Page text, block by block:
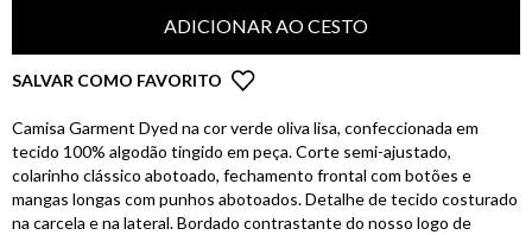
ADICIONAR AO CESTO
SALVAR COMO FAVORITO
Camisa Garment Dyed na cor verde oliva lisa, confeccionada em
tecido 100% algodão tingido em peça. Corte semi-ajustado,
colarinho clássico abotoado, fechamento frontal com botões e
mangas longas com punhos abotoados. Detalhe de tecido costurado
na carcela e na lateral. Bordado contrastante do nosso logo de